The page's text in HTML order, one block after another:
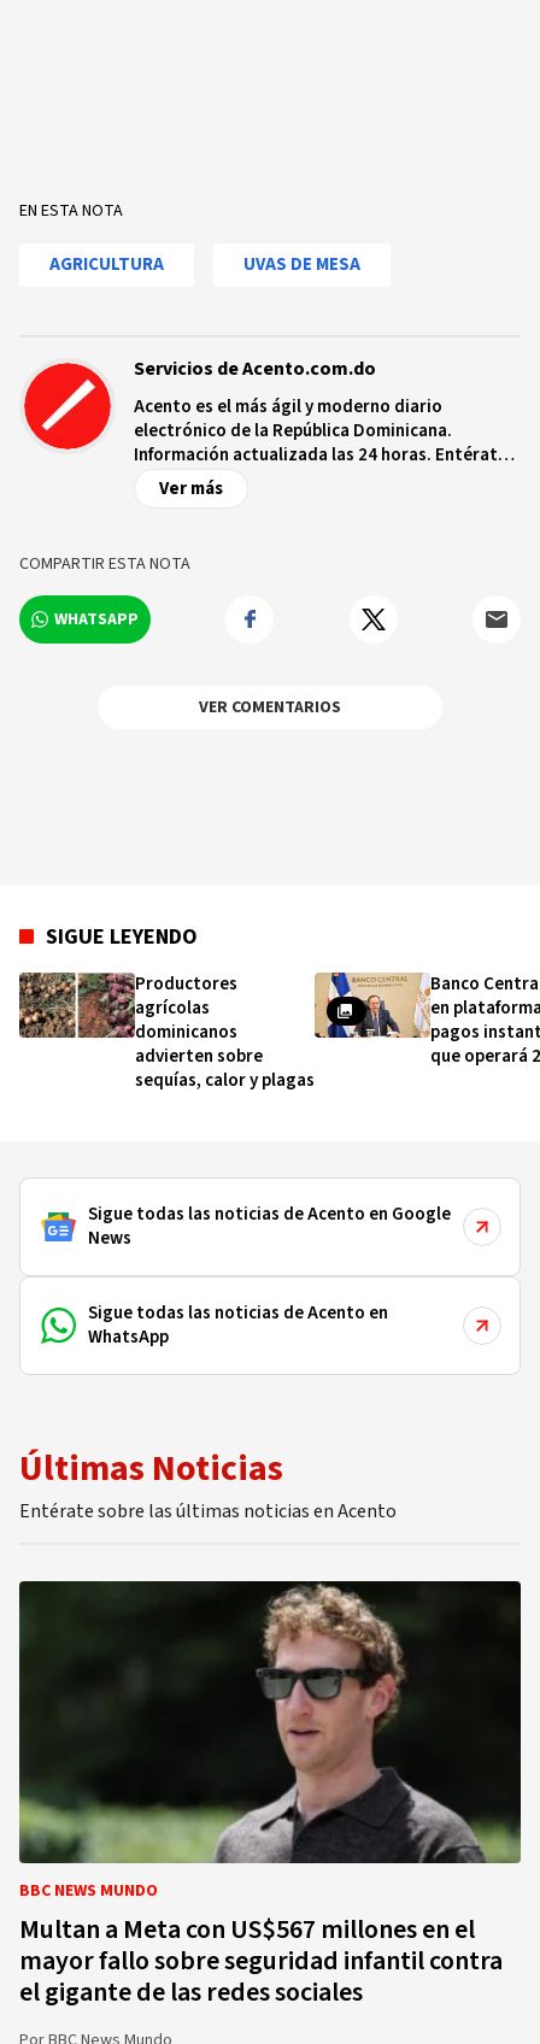
EN ESTA NOTA
AGRICULTURA UVAS DE MESA
Servicios de Acento.com.do
Acento es el más ágil y moderno diario
electrónico de la República Dominicana.
Información actualizada las 24 horas. Entérate
de las noticias y sucesos más importantes a
nivel nacional e internacional, videos y fotos
Ver más
COMPARTIR ESTA NOTA
WHATSAPP
VER COMENTARIOS
SIGUE LEYENDO
Productores
agrícolas
dominicanos
advierten sobre
sequías, calor y plagas
Banco
en
pagos
que operará
Sigue todas las noticias de Acento en Google
News
Sigue todas las noticias de Acento en
WhatsApp